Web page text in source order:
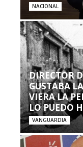
NACIONAL
DIRECTOR
GUSTABA
VIERA LA
LO PUEDO
VANGUARDIA